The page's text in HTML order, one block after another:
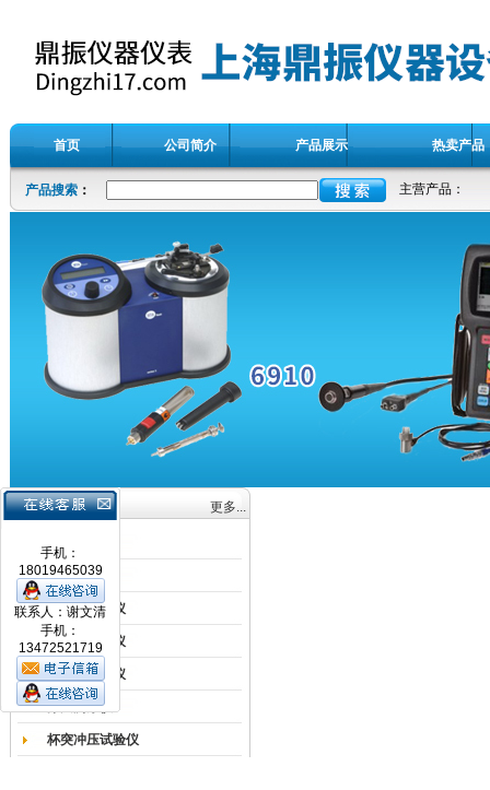
首页 公司简介 产品展示 热卖产品
产品搜索 ： 主营产品：
手机：
18019465039
联系人：谢文清
手机：
13472521719
产品目录 更多...
涂膜机
耐磨试验机
色差仪光泽仪
超声波探伤仪
超声波测厚仪
涂层测厚仪
杯突冲压试验仪